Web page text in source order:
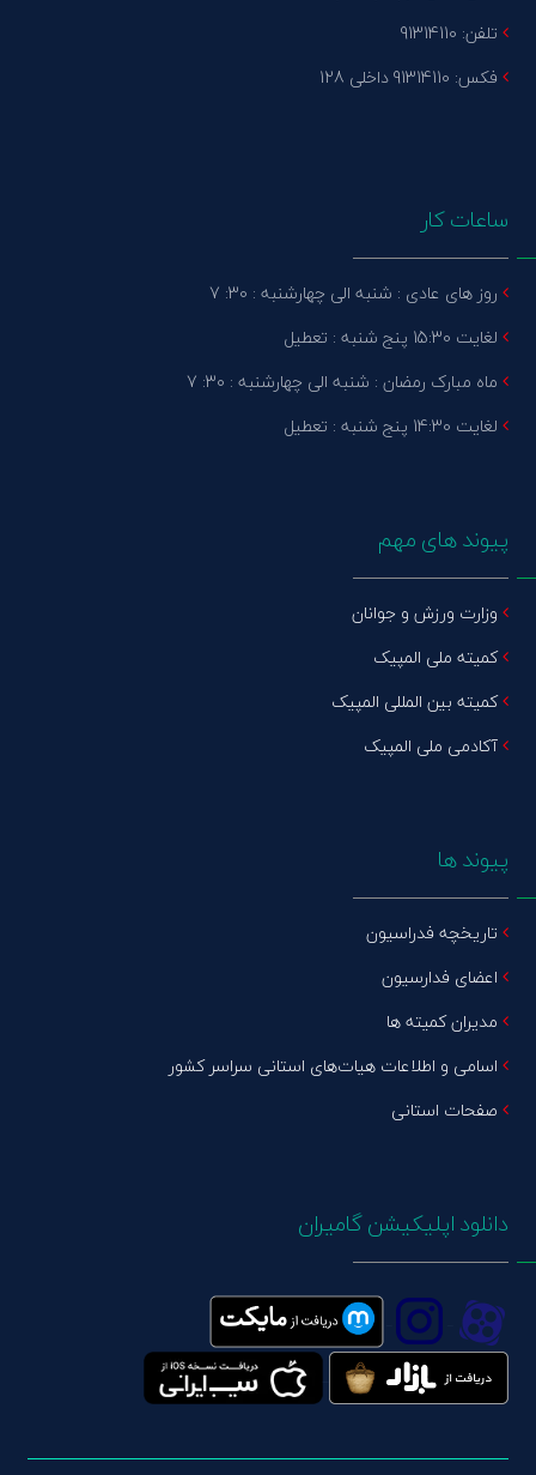
تلفن: 91314110
فکس: 91314110 داخلی 128
ساعات کار
روز های عادی : شنبه الی چهارشنبه : 30: 7
لغایت 15:30 پنج شنبه : تعطیل
ماه مبارک رمضان : شنبه الی چهارشنبه : 30: 7
لغایت 14:30 پنج شنبه : تعطیل
پیوند های مهم
وزارت ورزش و جوانان
کمیته ملی المپیک
کمیته بین المللی المپیک
آکادمی ملی المپیک
پیوند ها
تاریخچه فدراسیون
اعضای فدارسیون
مدیران کمیته ها
اسامی و اطلاعات هیات‌های استانی سراسر کشور
صفحات استانی
دانلود اپلیکیشن گامیران